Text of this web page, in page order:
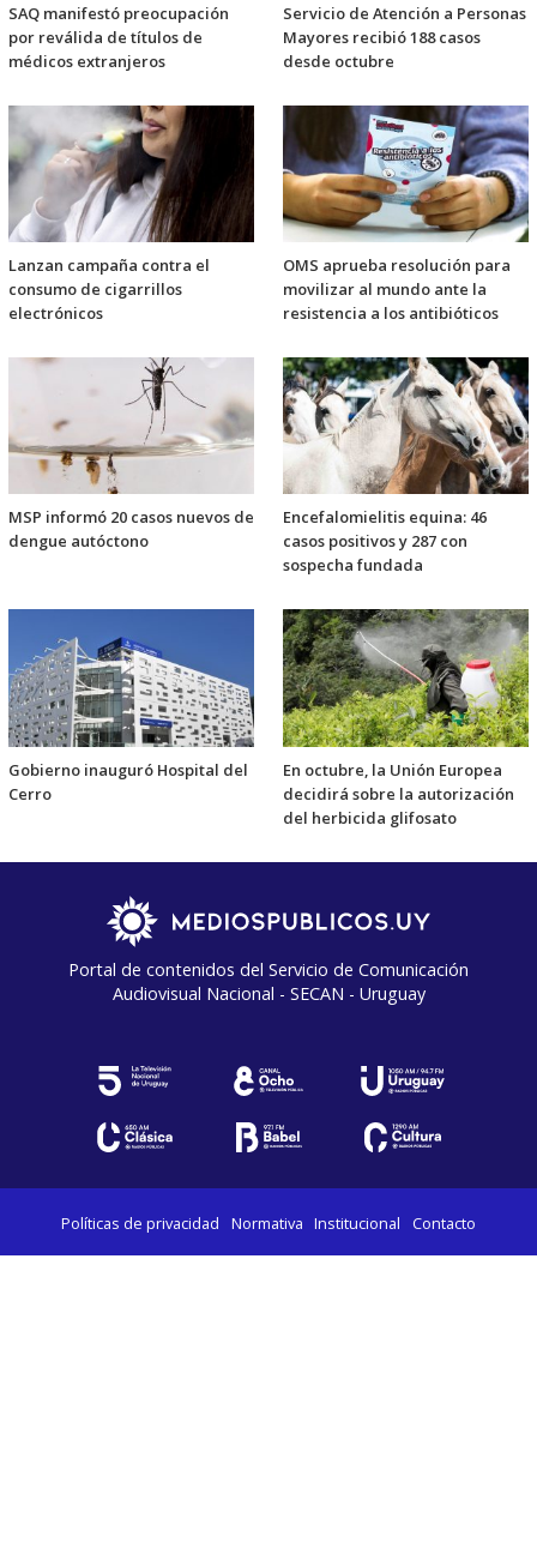
SAQ manifestó preocupación
por reválida de títulos de
médicos extranjeros
Servicio de Atención a Personas
Mayores recibió 188 casos
desde octubre
Lanzan campaña contra el
consumo de cigarrillos
electrónicos
OMS aprueba resolución para
movilizar al mundo ante la
resistencia a los antibióticos
MSP informó 20 casos nuevos de
dengue autóctono
Encefalomielitis equina: 46
casos positivos y 287 con
sospecha fundada
Gobierno inauguró Hospital del
Cerro
En octubre, la Unión Europea
decidirá sobre la autorización
del herbicida glifosato
Portal de contenidos del Servicio de Comunicación
Audiovisual Nacional - SECAN - Uruguay
Políticas de privacidad Normativa Institucional Contacto